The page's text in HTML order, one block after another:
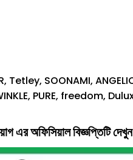
Tetley, SOONAMI,
PURE, freedom,
এর অফিসিয়াল বিজ্ঞপ্তিটি